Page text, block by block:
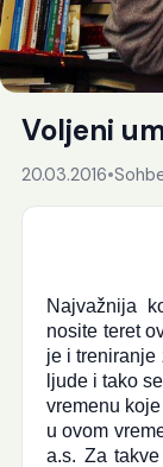
Voljeni
20.03.2016•
Najvažnija
nosite teret
je i treniranje
ljude i tako
vremenu
u ovom
a.s. Za